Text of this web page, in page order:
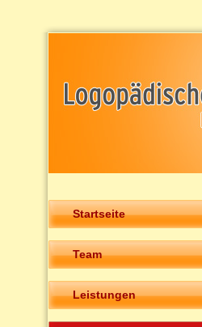
Startseite
Team
Leistungen